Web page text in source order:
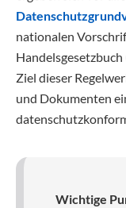
nationalen
Ziel dieser
und Dokumenten
Wichtige